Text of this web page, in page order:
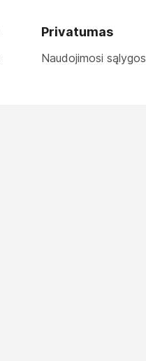
Privatumas
Naudojimosi sąlygos